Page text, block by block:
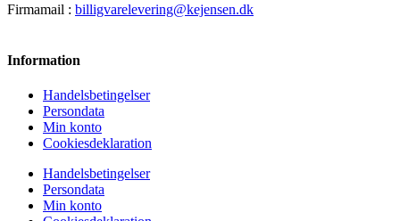
Firmamail : billigvarelevering@kejensen.dk
Information
Handelsbetingelser
Persondata
Min konto
Cookiesdeklaration
Handelsbetingelser
Persondata
Min konto